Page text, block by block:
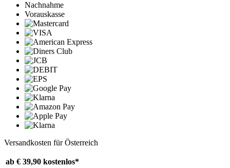
Nachnahme
Vorauskasse
Versandkosten für Österreich
ab € 39,90 kostenlos*